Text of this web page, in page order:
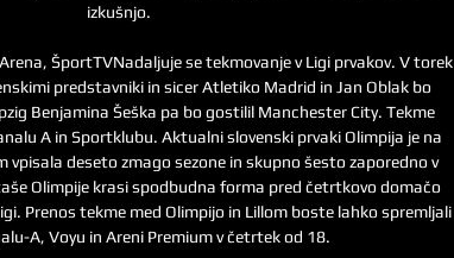
izkušnjo.
ŠportTVNadaljuje se tekmovanje v Ligi prvakov. V torek
predstavniki in sicer Atletiko Madrid in Jan Oblak bo
Benjamina Šeška pa bo gostilil Manchester City. Tekme
A in Sportklubu. Aktualni slovenski prvaki Olimpija je na
deseto zmago sezone in skupno šesto zaporedno v
Olimpije krasi spodbudna forma pred četrtkovo domačo
Prenos tekme med Olimpijo in Lillom boste lahko spremljali
A, Voyu in Areni Premium v četrtek od 18.